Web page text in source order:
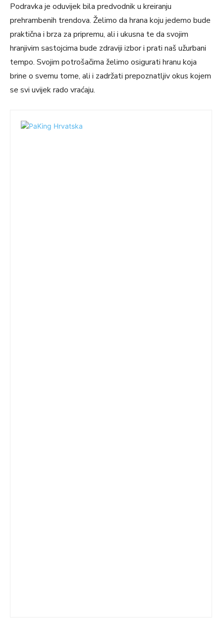
Podravka je oduvijek bila predvodnik u kreiranju
prehrambenih trendova. Želimo da hrana koju jedemo bude
praktična i brza za pripremu, ali i ukusna te da svojim
hranjivim sastojcima bude zdraviji izbor i prati naš užurbani
tempo. Svojim potrošačima želimo osigurati hranu koja
brine o svemu tome, ali i zadržati prepoznatljiv okus kojem
se svi uvijek rado vraćaju.